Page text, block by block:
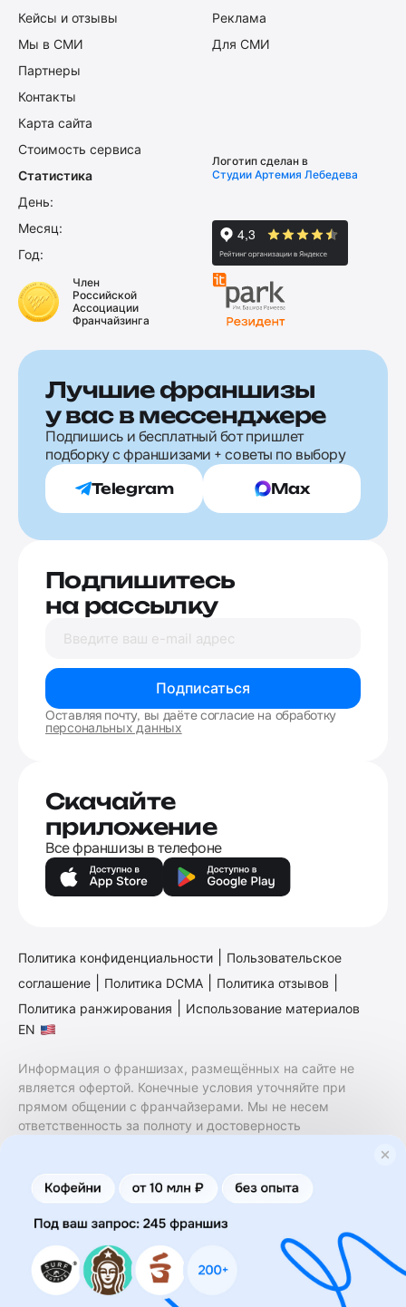
Кейсы и отзывы
Мы в СМИ
Партнеры
Контакты
Карта сайта
Стоимость сервиса
Реклама
Для СМИ
Статистика
День:
Месяц:
Год:
Логотип сделан в
Студии Артемия Лебедева
Член
Российской
Ассоциации
Франчайзинга
Лучшие франшизы
у вас в мессенджере
Подпишись и бесплатный бот пришлет
подборку с франшизами + советы по выбору
Telegram Max
Подпишитесь
на рассылку
Подписаться
Оставляя почту, вы даёте согласие на обработку
персональных данных
Скачайте
приложение
Все франшизы в телефоне
Политика конфиденциальности
Пользовательское
соглашение
Политика DCMA Политика отзывов
Политика ранжирования
Использование материалов
EN
Информация о франшизах, размещённых на сайте не
является офертой. Конечные условия уточняйте при
прямом общении с франчайзерами. Мы не несем
ответственность за полноту и достоверность
финансовые услуги. Заключение договоров
коммерческой концессии (франчайзинга) осуществляется
правообладателями/их представителями. Бизнесменс.ру
не является посредником или представителем
правообладателя и не несет ответственность за условия
предоставления франшизы и действия лиц,
осуществленные на основании информации, имеющейся